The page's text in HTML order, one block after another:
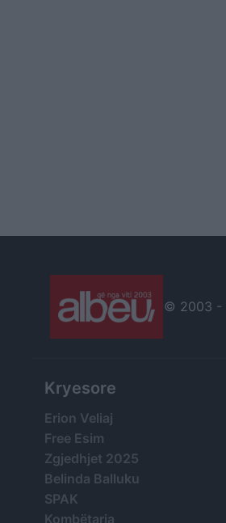
© 2003 -
Kryesore
Erion Veliaj
Free Esim
Zgjedhjet 2025
Belinda Balluku
SPAK
Kombëtarja